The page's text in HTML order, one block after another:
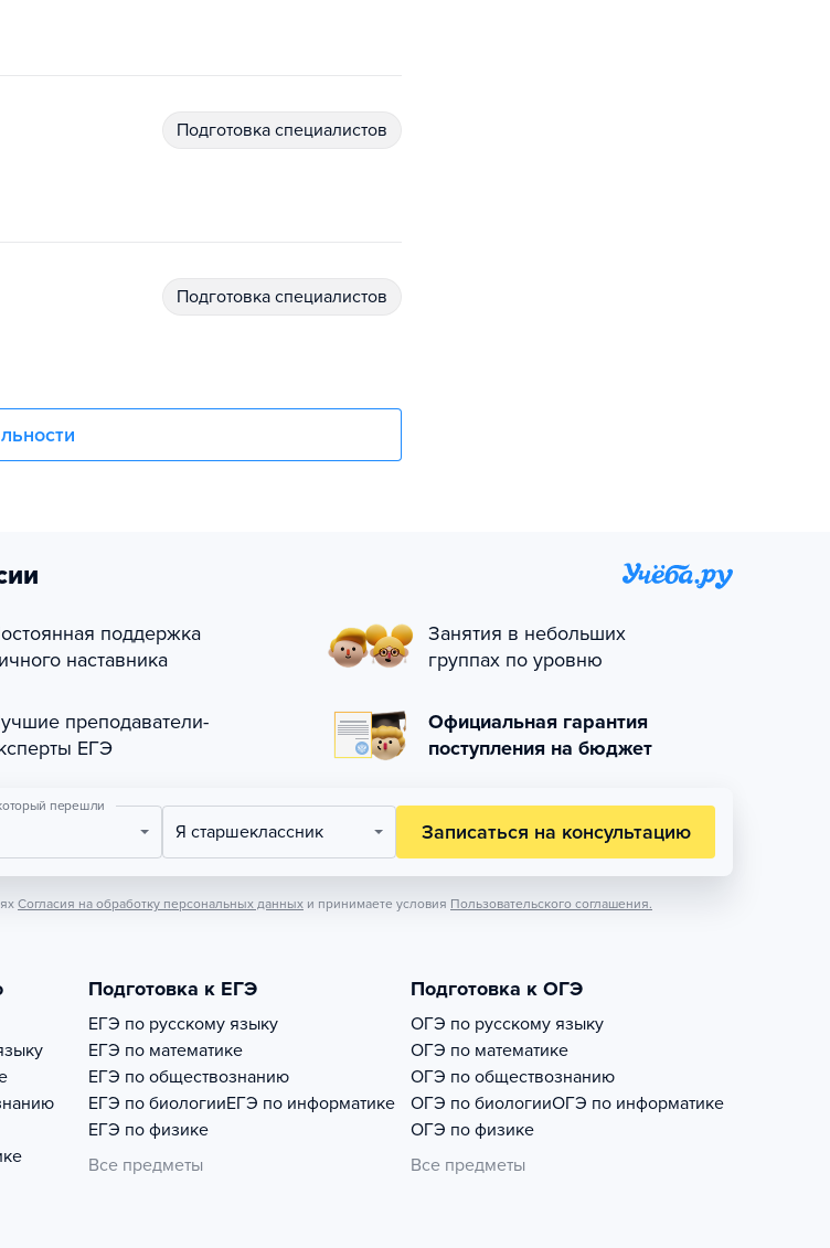
подготовка специалистов
подготовка специалистов
поддержка
наставника
Занятия в небольших
группах по уровню
преподаватели-
ЕГЭ
Официальная гарантия
поступления на бюджет
перешли
Я старшеклассник Записаться на консультацию
Согласия на обработку персональных данных и принимаете условия Пользовательского соглашения.
Подготовка к ЕГЭ
ЕГЭ по русскому языку
ЕГЭ по математике
ЕГЭ по обществознанию
ЕГЭ по биологииЕГЭ по информатике
ЕГЭ по физике
Все предметы
Подготовка к ОГЭ
ОГЭ по русскому языку
ОГЭ по математике
ОГЭ по обществознанию
ОГЭ по биологииОГЭ по информатике
ОГЭ по физике
Все предметы